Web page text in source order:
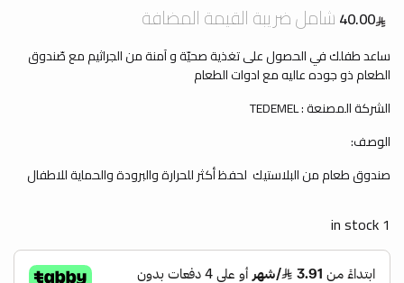
40.00 شامل ضريبة القيمة المضافة
ساعد طفلك في الحصول على تغذية صحيّة و آمنة من الجراثيم مع صّندوق
الطعام ذو جوده عاليه مع ادوات الطعام
الشركة المصنعة : TEDEMEL
الوصف:
صندوق طعام من البلاستيك لحفظ أكثر للحرارة والبرودة والحماية للاطفال
1 in stock